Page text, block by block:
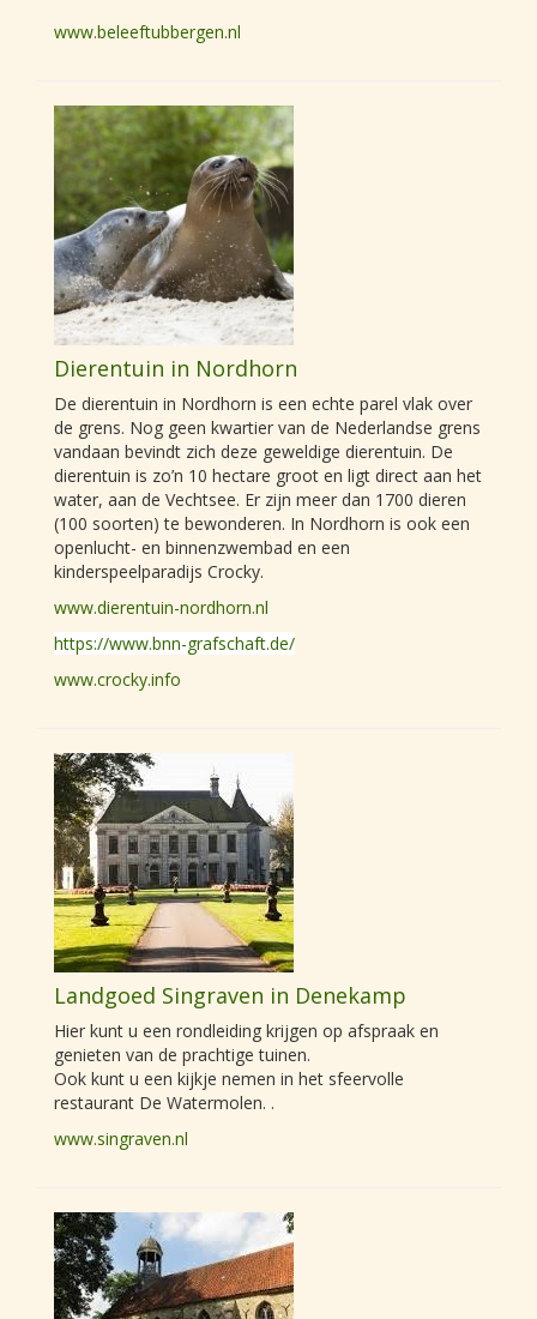
www.beleeftubbergen.nl
Dierentuin in Nordhorn
De dierentuin in Nordhorn is een echte parel vlak over
de grens. Nog geen kwartier van de Nederlandse grens
vandaan bevindt zich deze geweldige dierentuin. De
dierentuin is zo’n 10 hectare groot en ligt direct aan het
water, aan de Vechtsee. Er zijn meer dan 1700 dieren
(100 soorten) te bewonderen. In Nordhorn is ook een
openlucht- en binnenzwembad en een
kinderspeelparadijs Crocky.
www.dierentuin-nordhorn.nl
https://www.bnn-grafschaft.de/
www.crocky.info
Landgoed Singraven in Denekamp
Hier kunt u een rondleiding krijgen op afspraak en
genieten van de prachtige tuinen.
Ook kunt u een kijkje nemen in het sfeervolle
restaurant De Watermolen. .
www.singraven.nl